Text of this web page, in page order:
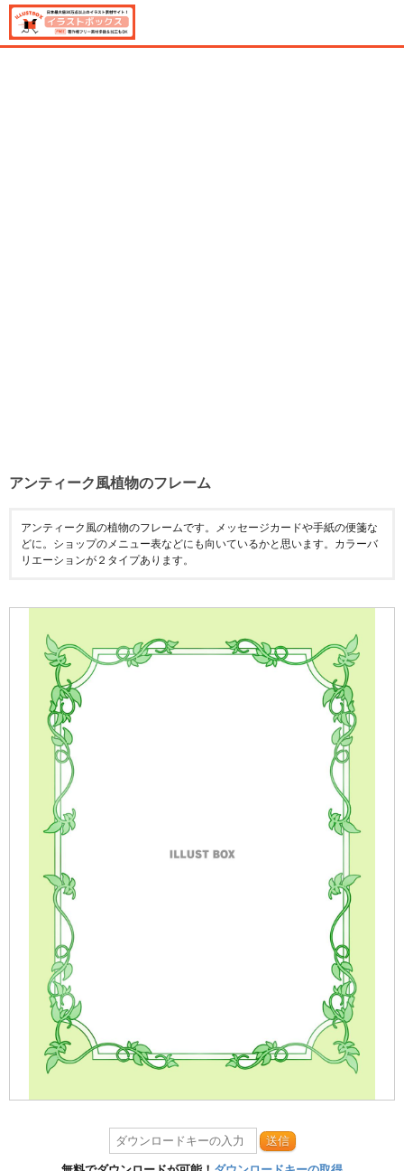
アンティーク風植物のフレーム
アンティーク風の植物のフレームです。メッセージカードや手紙の便箋な
どに。ショップのメニュー表などにも向いているかと思います。カラーバ
リエーションが２タイプあります。
送信